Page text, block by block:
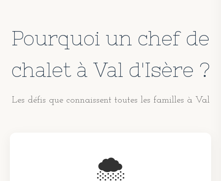
Pourquoi un chef de
chalet à Val d'Isère ?
Les défis que connaissent toutes les familles à Val
🌨️